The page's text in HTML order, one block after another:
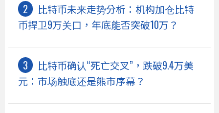
比特币未来走势分析：机构加仓比特
币捍卫9万关口，年底能否突破10万？
比特币确认“死亡交叉”，跌破9.4万美
元：市场触底还是熊市序幕？